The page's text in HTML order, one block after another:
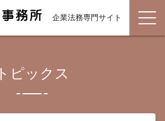
企業法務専門サイト
トピックス